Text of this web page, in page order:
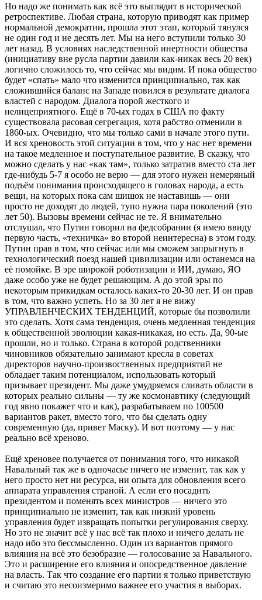
Но надо же понимать как всё это выглядит в исторической
ретроспективе. Любая страна, которую приводят как пример
нормальной демократии, прошла этот этап, который тянулся
не один год и не десять лет. Мы на него вступили только 30
лет назад. В условиях наследственной инертности общества
(инициативу вне русла партии давили как-никак весь 20 век)
логично сложилось то, что сейчас мы видим. И пока общество
будет «спать» мало что изменится принципиально, так как
сложившийся баланс на Западе повился в результате диалога
властей с народом. Диалога порой жесткого и
нелицеприятного. Ещё в 70-ых годах в США по факту
существовала расовая сегрегация, хотя рабство отменили в
1860-ых. Очевидно, что мы только сами в начале этого пути.
И вся хреновость этой ситуации в том, что у нас нет времени
на такое медленное и поступательное развитие. В сказку, что
можно сделать у нас «как там», только затратив вместо ста лет
где-нибудь 5-7 я особо не верю — для этого нужен немеряный
подъём понимания происходящего в головах народа, а есть
вещи, на которых пока сам шишок не наставишь — они
просто не доходят до людей, тупо нужна пара поколений (это
лет 50). Вызовы времени сейчас не те. Я внимательно
отслушал, что Путин говорил на федсобрании (я имею ввиду
первую часть, «техничка» во второй неинтересна) в этом году.
Путин прав в том, что сейчас или мы сможем запрыгнуть в
технологический поезд нашей цивилизации или останемся на
её помойке. В эре широкой роботизации и ИИ, думаю, ЯО
даже особо уже не будет решающим. А до этой эры по
некоторым прикидкам осталось каких-то 20-30 лет. И он прав
в том, что важно успеть. Но за 30 лет я не вижу
УПРАВЛЕНЧЕСКИХ ТЕНДЕНЦИЙ, которые бы позволили
это сделать. Хотя сама тенденция, очень медленная тенденция
к общественной эволюции какая-никакая, но есть. Да, 90-ые
прошли, но и только. Страна в которой родственники
чиновников обязательно занимают кресла в советах
директоров научно-произвоственных предприятий не
обладает таким потенциалом, использовать который
призывает президент. Мы даже умудряемся сливать области в
которых реально сильны — ту же космонавтику (следующий
год явно покажет что и как), разрабатываем по 100500
вариантов ракет, вместо того, что бы сделать одну
современную (да, привет Маску). И вот поэтому — у нас
реально всё хреново.
Ещё хреновее получается от понимания того, что никакой
Навальный так же в одночасье ничего не изменит, так как у
него просто нет ни ресурса, ни опыта для обновления всего
аппарата управления страной. А если его посадить
президентом и поменять всех министров — ничего это
принципиально не изменит, так как низкий уровень
управления будет извращать попытки регулирования сверху.
Но это не значит всё у нас всё так плохо и ничего делать не
надо ибо это бессмысленно. Один из вариантов прямого
влияния на всё это безобразие — голосование за Навального.
Это и расширение его влияния и опосредственное давление
на власть. Так что создание его партии я только приветствую
и считаю это несоизмеримо важнее его участия в выборах.